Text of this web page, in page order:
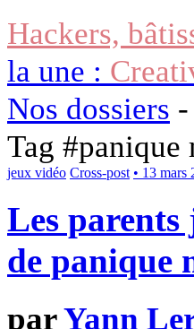
Hackers,
la une :
Nos dossiers -
Tag #panique
jeux vidéo Cross-post • 13 mars
Les
de panique
parYann